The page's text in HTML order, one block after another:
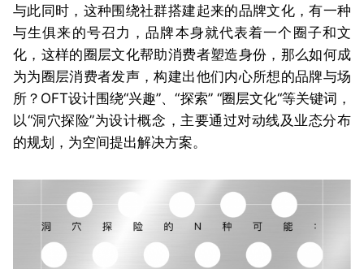
与此同时，这种围绕社群搭建起来的品牌文化，有一种
与生俱来的号召力，品牌本身就代表着一个圈子和文
化，这样的圈层文化帮助消费者塑造身份，那么如何成
为为圈层消费者发声，构建出他们内心所想的品牌与场
所？OFT设计围绕“兴趣”、“探索” “圈层文化“等关键词，
以“洞穴探险”为设计概念，主要通过对动线及业态分布
的规划，为空间提出解决方案。